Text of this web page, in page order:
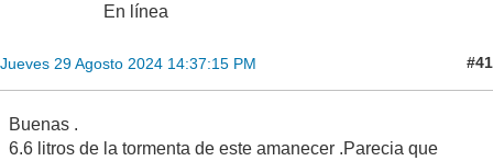
En línea
Jueves 29 Agosto 2024 14:37:15 PM #41
Buenas .
6.6 litros de la tormenta de este amanecer .Parecia que